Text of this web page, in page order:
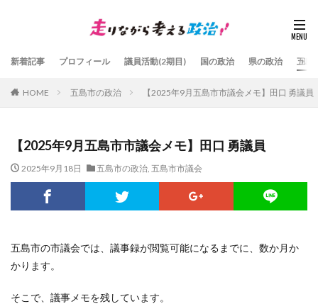
新着記事 プロフィール 議員活動(2期目) 国の政治 県の政治 五島
HOME 五島市の政治 【2025年9月五島市市議会メモ】田口 勇議員
【2025年9月五島市市議会メモ】田口 勇議員
2025年9月18日 五島市の政治, 五島市市議会
五島市の市議会では、議事録が閲覧可能になるまでに、数か月か
かります。
そこで、議事メモを残しています。